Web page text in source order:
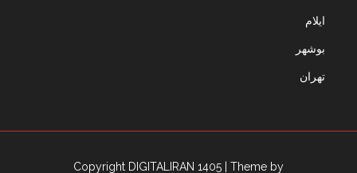
ایلام
بوشهر
تهران
Copyright DIGITALIRAN 1405 | Theme by